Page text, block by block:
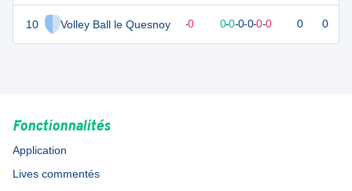
10 Volley Ball le Quesnoy
0 0 -0 0-0-0-0-0-0 0 0
Fonctionnalités
Application
Lives commentés